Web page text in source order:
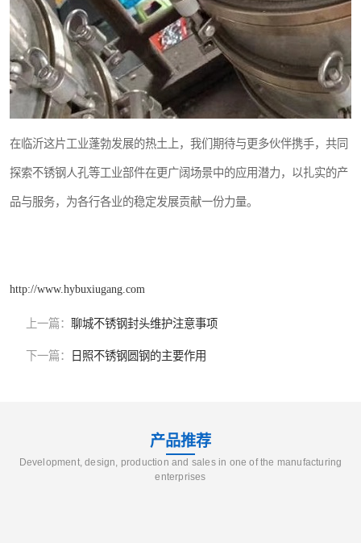
在临沂这片工业蓬勃发展的热土上，我们期待与更多伙伴携手，共同
探索不锈钢人孔等工业部件在更广阔场景中的应用潜力，以扎实的产
品与服务，为各行各业的稳定发展贡献一份力量。
http://www.hybuxiugang.com
上一篇： 聊城不锈钢封头维护注意事项
下一篇： 日照不锈钢圆钢的主要作用
产品推荐
Development, design, production and sales in one of the manufacturing
enterprises